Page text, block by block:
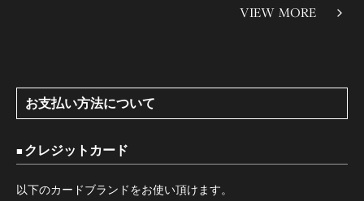
VIEW MORE
お支払い方法について
クレジットカード
以下のカードブランドをお使い頂けます。